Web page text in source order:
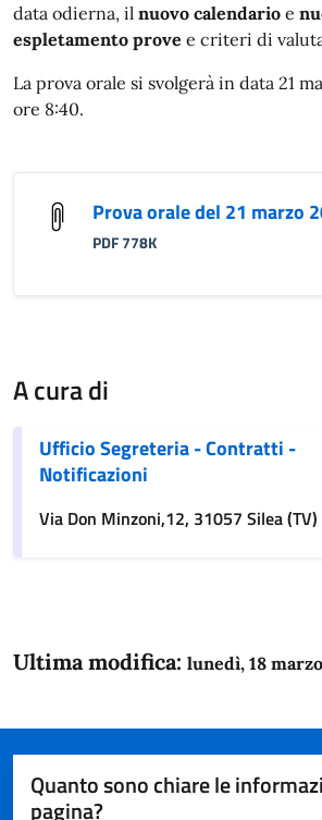
data odierna, il nuovo calendario e
espletamento prove e criteri di
La prova orale si svolgerà in data 21
ore 8:40.
Prova orale del 21 marzo
PDF 778K
A cura di
Ufficio Segreteria - Contratti -
Notificazioni
Via Don Minzoni,12, 31057 Silea (TV)
Ultima modifica: lunedì, 18
Quanto sono chiare le
pagina?